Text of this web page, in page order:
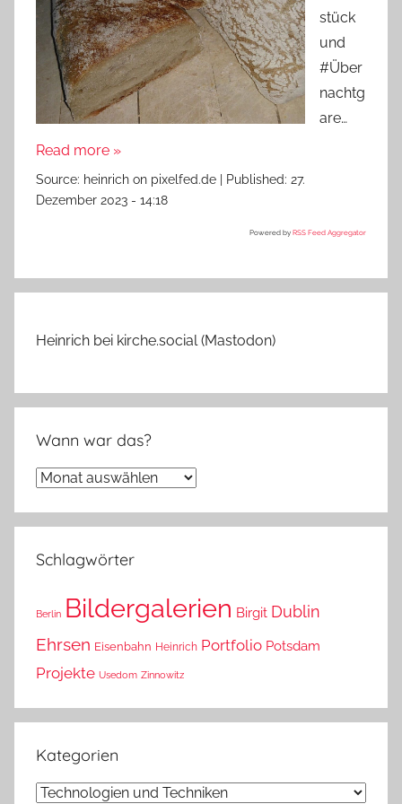
stück
und
#Über
nachtg
are…
Read more »
Source: heinrich on pixelfed.de Published: 27.
Dezember 2023 - 14:18
Powered by RSS Feed Aggregator
Heinrich bei kirche.social (Mastodon)
Wann war das?
Wann
das?
Schlagwörter
Berlin Bildergalerien Birgit Dublin
Ehrsen Eisenbahn Heinrich Portfolio Potsdam
Projekte Usedom Zinnowitz
Kategorien
Kategorien